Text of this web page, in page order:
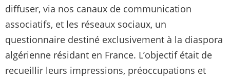
diffuser, via nos canaux de communication
associatifs, et les réseaux sociaux, un
questionnaire destiné exclusivement à la diaspora
algérienne résidant en France. L’objectif était de
recueillir leurs impressions, préoccupations et